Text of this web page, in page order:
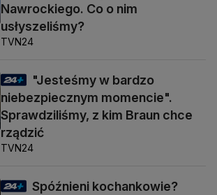
Nawrockiego. Co o nim
usłyszeliśmy?
TVN24
"Jesteśmy w bardzo
niebezpiecznym momencie".
Sprawdziliśmy, z kim Braun chce
rządzić
TVN24
Spóźnieni kochankowie?